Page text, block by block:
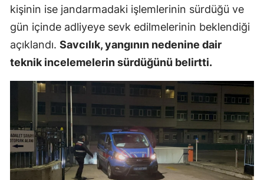
kişinin ise jandarmadaki işlemlerinin sürdüğü ve
gün içinde adliyeye sevk edilmelerinin beklendiği
açıklandı. Savcılık, yangının nedenine dair
teknik incelemelerin sürdüğünü belirtti.